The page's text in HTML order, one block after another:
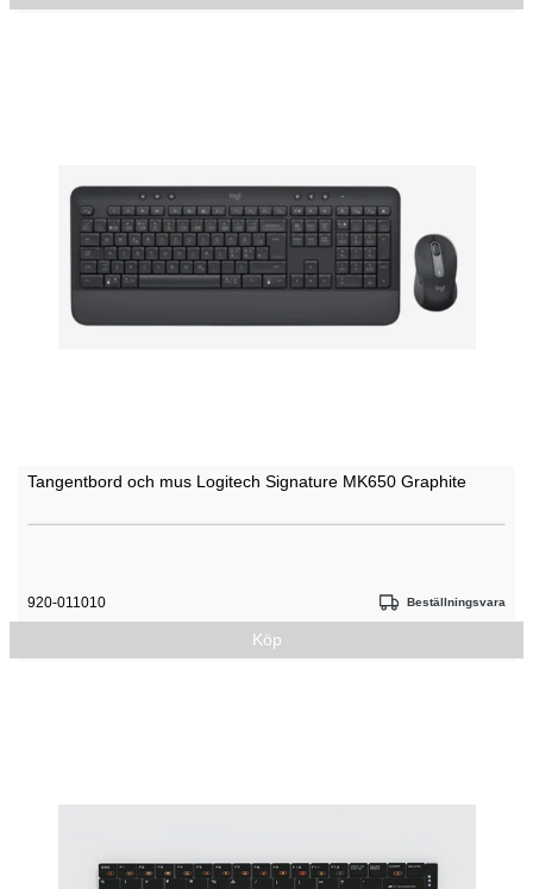
Tangentbord och mus Logitech Signature MK650 Graphite
920-011010 Beställningsvara
Köp